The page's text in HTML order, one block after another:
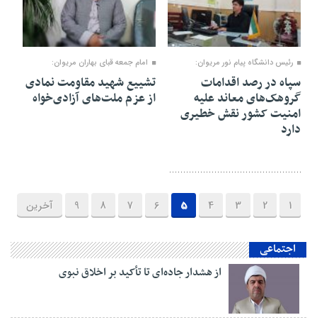
۲۷ اسفند ۱۴۰۳
رئیس دانشگاه پیام نور مریوان:
سپاه در رصد اقدامات
گروهک‌های معاند علیه
امنیت کشور نقش خطیری
دارد
۰۷ اسفند ۱۴۰۳
امام جمعه قبای بهاران مریوان:
تشییع شهید مقاومت نمادی
از عزم ملت‌های آزادی‌خواه
1
2
3
4
5
6
7
8
9 آخرین
اجتماعی
از هشدار جاده‌ای تا تأکید بر اخلاق نبوی